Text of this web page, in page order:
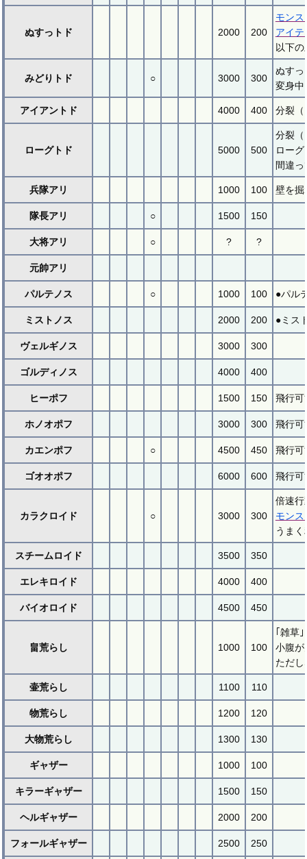
ぬすっトド 2000 200
モンス
アイテ
以下
みどりトド ○ 3000 300
ぬすっ
変身中
アイアントド 4000 400 分裂（
ローグトド 5000 500
分裂（
ロー
間違っ
兵隊アリ 1000 100 壁を掘
隊長アリ ○ 1500 150
大将アリ ○ ? ?
元帥アリ
パルテノス ○ 1000 100 ●パル
ミストノス 2000 200 ●ミス
ヴェルギノス 3000 300
ゴルディノス 4000 400
ヒーポフ 1500 150 飛行可
ホノオポフ 3000 300 飛行可
カエンポフ ○ 4500 450 飛行可
ゴオオポフ 6000 600 飛行可
カラクロイド ○ 3000 300
倍速行
モンス
うま
スチームロイド 3500 350
エレキロイド 4000 400
バイオロイド 4500 450
畠荒らし 1000 100
｢雑草
小腹が
ただし
壷荒らし 1100 110
物荒らし 1200 120
大物荒らし 1300 130
ギャザー 1000 100
キラーギャザー 1500 150
ヘルギャザー 2000 200
フォールギャザー 2500 250